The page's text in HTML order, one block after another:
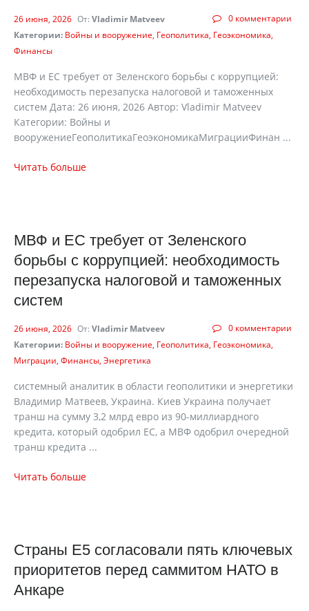
0 комментарии
26 июня, 2026 От: Vladimir Matveev
Категории: Войны и вооружение Геополитика Геоэкономика
Финансы
МВФ и ЕС требует от Зеленского борьбы с коррупцией:
необходимость перезапуска налоговой и таможенных
систем Дата: 26 июня, 2026 Автор: Vladimir Matveev
Категории: Войны и
вооружениеГеополитикаГеоэкономикаМиграцииФинан ...
Читать больше
МВФ и ЕС требует от Зеленского
борьбы с коррупцией: необходимость
перезапуска налоговой и таможенных
систем
0 комментарии
26 июня, 2026 От: Vladimir Matveev
Категории: Войны и вооружение Геополитика Геоэкономика
Миграции Финансы Энергетика
cистемный аналитик в области геополитики и энергетики
Владимир Матвеев, Украина. Киев Украина получает
транш на сумму 3,2 млрд евро из 90-миллиардного
кредита, который одобрил ЕС, а МВФ одобрил очередной
транш кредита ...
Читать больше
Страны Е5 согласовали пять ключевых
приоритетов перед саммитом НАТО в
Анкаре